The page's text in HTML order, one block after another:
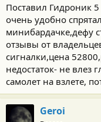
Поставил Гидроник
очень удобно
минибардачке,дефу
отзывы от
сигналки,цена
недостаток- не влез
самолет на взлете,
Geroi